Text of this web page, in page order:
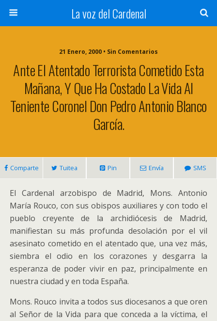
La voz del Cardenal
21 Enero, 2000 • Sin Comentarios
Ante El Atentado Terrorista Cometido Esta
Mañana, Y Que Ha Costado La Vida Al
Teniente Coronel Don Pedro Antonio Blanco
García.
Comparte Tuitea Pin Envía SMS
El Cardenal arzobispo de Madrid, Mons. Antonio
María Rouco, con sus obispos auxiliares y con todo el
pueblo creyente de la archidiócesis de Madrid,
manifiestan su más profunda desolación por el vil
asesinato cometido en el atentado que, una vez más,
siembra el odio en los corazones y desgarra la
esperanza de poder vivir en paz, principalmente en
nuestra ciudad y en toda España.
Mons. Rouco invita a todos sus diocesanos a que oren
al Señor de la Vida para que conceda a la víctima, el